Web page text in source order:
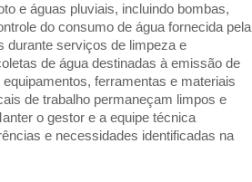
e águas pluviais, incluindo bombas,
do consumo de água fornecida pela
durante serviços de limpeza e
de água destinadas à emissão de
ferramentas e materiais
de trabalho permaneçam limpos e
o gestor e a equipe técnica
e necessidades identificadas na